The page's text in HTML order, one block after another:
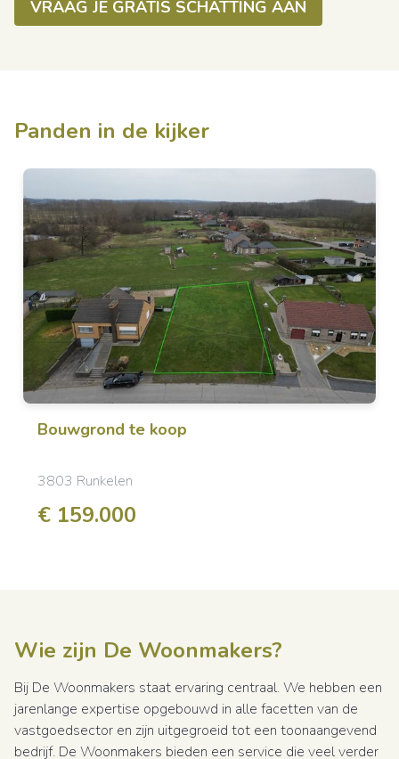
VRAAG JE GRATIS SCHATTING AAN
Panden in de kijker
Bouwgrond te koop
3803 Runkelen
€ 159.000
Wie zijn De Woonmakers?
Bij De Woonmakers staat ervaring centraal. We hebben een
jarenlange expertise opgebouwd in alle facetten van de
vastgoedsector en zijn uitgegroeid tot een toonaangevend
bedrijf. De Woonmakers bieden een service die veel verder